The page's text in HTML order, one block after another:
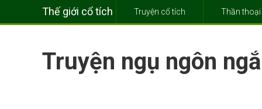
Thế giới cổ tích Truyện cổ tích Thần thoại
Truyện ngụ ngôn